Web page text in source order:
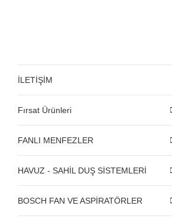
İLETİŞİM
Fırsat Ürünleri
FANLI MENFEZLER
HAVUZ - SAHİL DUŞ SİSTEMLERİ
BOSCH FAN VE ASPİRATÖRLER